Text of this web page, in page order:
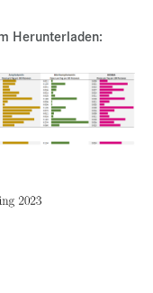
Herunterladen: